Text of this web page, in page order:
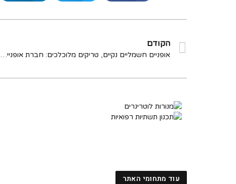
הקודם
אופניים חשמליים נקיים, טריקים מלוכלכים: חברת אופניים חשמליים מאשימה את המתחרים בחבלה
עוד מתחומי האתר